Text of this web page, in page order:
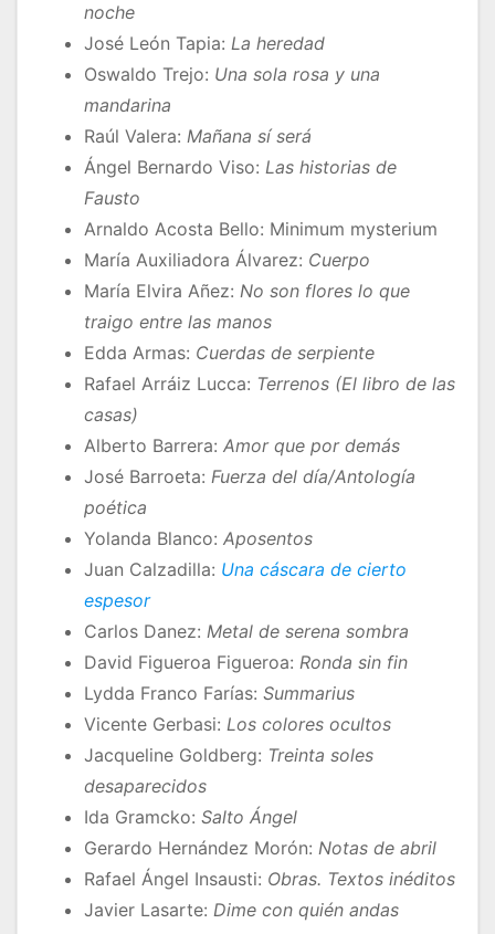
noche
José León Tapia: La heredad
Oswaldo Trejo: Una sola rosa y una
mandarina
Raúl Valera: Mañana sí será
Ángel Bernardo Viso: Las historias de
Fausto
Arnaldo Acosta Bello: Minimum mysterium
María Auxiliadora Álvarez: Cuerpo
María Elvira Añez: No son flores lo que
traigo entre las manos
Edda Armas: Cuerdas de serpiente
Rafael Arráiz Lucca: Terrenos (El libro de las
casas)
Alberto Barrera: Amor que por demás
José Barroeta: Fuerza del día/Antología
poética
Yolanda Blanco: Aposentos
Juan Calzadilla: Una cáscara de cierto
espesor
Carlos Danez: Metal de serena sombra
David Figueroa Figueroa: Ronda sin fin
Lydda Franco Farías: Summarius
Vicente Gerbasi: Los colores ocultos
Jacqueline Goldberg: Treinta soles
desaparecidos
Ida Gramcko: Salto Ángel
Gerardo Hernández Morón: Notas de abril
Rafael Ángel Insausti: Obras. Textos inéditos
Javier Lasarte: Dime con quién andas